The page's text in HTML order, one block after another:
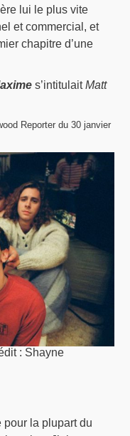
lui le plus vite
et commercial, et
chapitre d’une
s’intitulaitMatt
Reporter du 30 janvier
: Shayne
pour la plupart du